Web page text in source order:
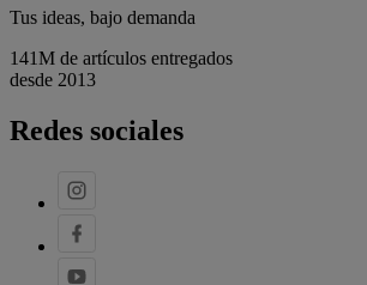
Tus ideas, bajo demanda
141M de artículos entregados
desde 2013
Redes sociales